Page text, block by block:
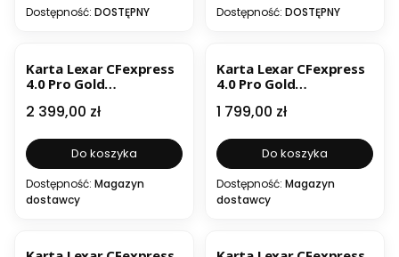
Dostępność: DOSTĘPNY Dostępność: DOSTĘPNY
Karta Lexar CFexpress
4.0 Pro Gold
Cena
2 399,00 zł
Do koszyka
Dostępność: Magazyn
dostawcy
Karta Lexar CFexpress
4.0 Pro Gold
Cena
1 799,00 zł
Do koszyka
Dostępność: Magazyn
dostawcy